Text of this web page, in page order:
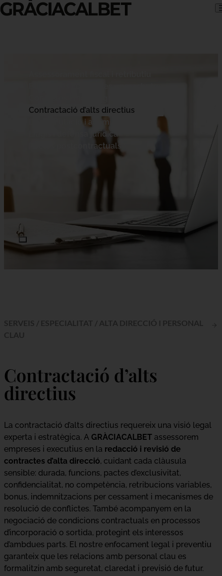
Skip to content
Contractació d’alts directius
Desvinculació i acomiadaments
Litigis i defensa jurídica
Pactes postcontractuals
Contractació d’alts
directius
La contractació d’alts directius requereix una visió legal
experta i estratègica. A GRÀCIACALBET assessorem
empreses i executius en la redacció i revisió de
contractes d’alta direcció, cuidant cada clàusula
sensible: durada, funcions, pactes d’exclusivitat,
confidencialitat, no competència, retribucions variables,
bonus, indemnitzacions per cessament i mecanismes de
resolució de conflictes. També acompanyem en la
negociació de condicions contractuals en processos
d’incorporació o sortida, protegint els interessos
d’ambdues parts. El nostre enfocament legal i preventiu
garanteix que les relacions amb personal clau es
formalitzin amb seguretat, claredat i previsió de futur.